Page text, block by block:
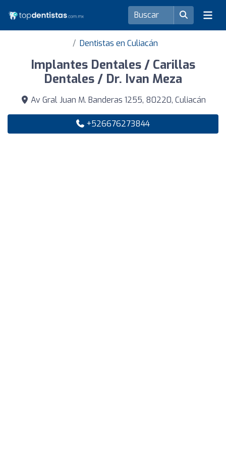
Dentistas en Culiacán
Implantes Dentales / Carillas
Dentales / Dr. Ivan Meza
Av Gral Juan M. Banderas 1255, 80220, Culiacán
+526676273844